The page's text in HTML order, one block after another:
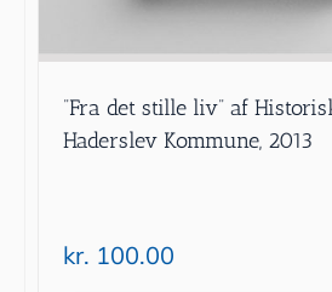
”Fra det stille liv” af
Haderslev Kommune, 2013
kr. 100.00